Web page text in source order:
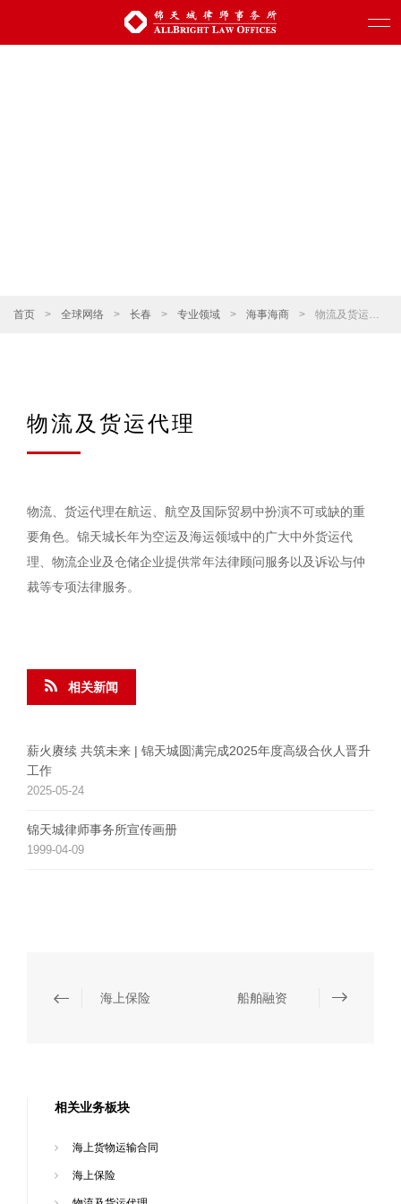
首页 > 全球网络 > 长春 > 专业领域 > 海事海商 > 物流及货运代理
物流及货运代理
物流、货运代理在航运、航空及国际贸易中扮演不可或缺的重
要角色。锦天城长年为空运及海运领域中的广大中外货运代
理、物流企业及仓储企业提供常年法律顾问服务以及诉讼与仲
裁等专项法律服务。
相关新闻
薪火赓续 共筑未来 | 锦天城圆满完成2025年度高级合伙人晋升
工作
2025-05-24
锦天城律师事务所宣传画册
1999-04-09
海上保险 船舶融资
相关业务板块
海上货物运输合同
海上保险